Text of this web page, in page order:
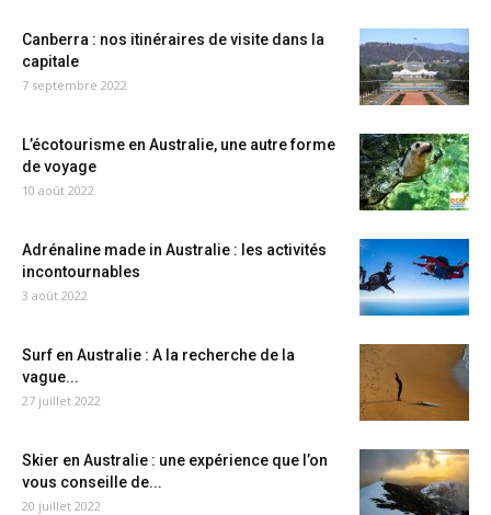
Canberra : nos itinéraires de visite dans la
capitale
7 septembre 2022
L’écotourisme en Australie, une autre forme
de voyage
10 août 2022
Adrénaline made in Australie : les activités
incontournables
3 août 2022
Surf en Australie : A la recherche de la
vague...
27 juillet 2022
Skier en Australie : une expérience que l’on
vous conseille de...
20 juillet 2022